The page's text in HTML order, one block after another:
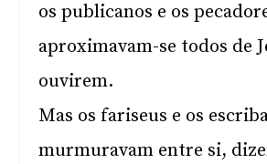
os publicanos e os
aproximavam-se todos de
ouvirem.
Mas os fariseus e os
murmuravam entre si,